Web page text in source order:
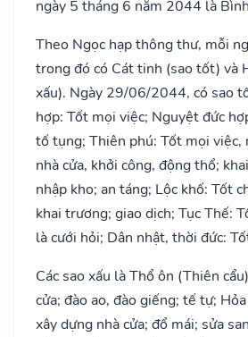
ngày 5 tháng 6 năm 2044 là
Theo Ngọc hạp thông thư, mỗi
trong đó có Cát tinh (sao tốt) và
xấu). Ngày 29/06/2044, có sao
hợp: Tốt mọi việc; Nguyệt đức
tố tụng; Thiên phú: Tốt mọi việc,
nhà cửa, khởi công, động thổ;
nhập kho; an táng; Lộc khố: Tốt
khai trương; giao dịch; Tục Thế:
là cưới hỏi; Dân nhật, thời đức:
Các sao xấu là Thổ ôn (Thiên
cửa; đào ao, đào giếng; tế tự;
xây dựng nhà cửa; đổ mái; sửa